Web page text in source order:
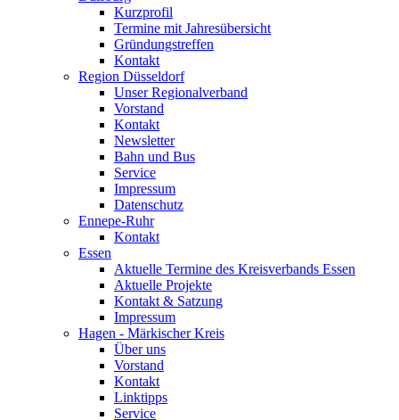
Kurzprofil
Termine mit Jahresübersicht
Gründungstreffen
Kontakt
Region Düsseldorf
Unser Regionalverband
Vorstand
Kontakt
Newsletter
Bahn und Bus
Service
Impressum
Datenschutz
Ennepe-Ruhr
Kontakt
Essen
Aktuelle Termine des Kreisverbands Essen
Aktuelle Projekte
Kontakt & Satzung
Impressum
Hagen - Märkischer Kreis
Über uns
Vorstand
Kontakt
Linktipps
Service